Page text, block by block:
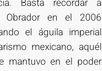
Basta recordar a
Obrador en el 2006
el águila imperial
mexicano, aquél
mantuvo en el poder